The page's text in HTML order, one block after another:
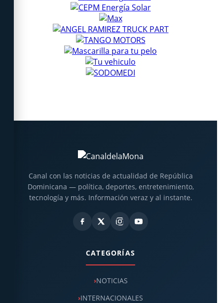
Canal con las noticias de actualidad de República
Dominicana — política, deportes, entretenimiento,
tecnología y más. Información veraz y al instante.
CATEGORÍAS
NOTICIAS
INTERNACIONALES